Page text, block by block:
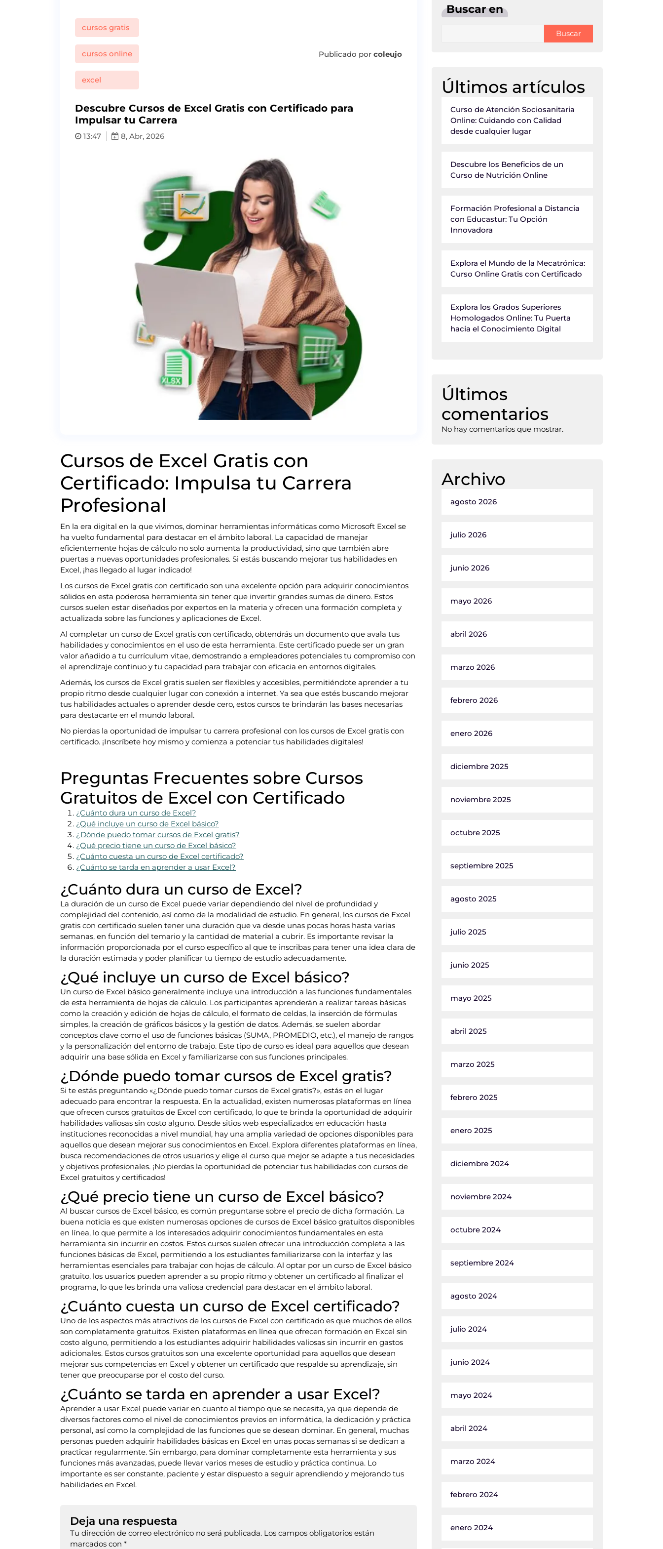
cursos gratis
cursos online
excel
Publicado porcoleujo
Descubre Cursos de Excel Gratis con Certificado para
Impulsar tu Carrera
13:47 8, Abr, 2026
Cursos de Excel Gratis con
Certificado: Impulsa tu Carrera
Profesional
En la era digital en la que vivimos, dominar herramientas informáticas como Microsoft Excel se
ha vuelto fundamental para destacar en el ámbito laboral. La capacidad de manejar
eficientemente hojas de cálculo no solo aumenta la productividad, sino que también abre
puertas a nuevas oportunidades profesionales. Si estás buscando mejorar tus habilidades en
Excel, ¡has llegado al lugar indicado!
Los cursos de Excel gratis con certificado son una excelente opción para adquirir conocimientos
sólidos en esta poderosa herramienta sin tener que invertir grandes sumas de dinero. Estos
cursos suelen estar diseñados por expertos en la materia y ofrecen una formación completa y
actualizada sobre las funciones y aplicaciones de Excel.
Al completar un curso de Excel gratis con certificado, obtendrás un documento que avala tus
habilidades y conocimientos en el uso de esta herramienta. Este certificado puede ser un gran
valor añadido a tu currículum vitae, demostrando a empleadores potenciales tu compromiso con
el aprendizaje continuo y tu capacidad para trabajar con eficacia en entornos digitales.
Además, los cursos de Excel gratis suelen ser flexibles y accesibles, permitiéndote aprender a tu
propio ritmo desde cualquier lugar con conexión a internet. Ya sea que estés buscando mejorar
tus habilidades actuales o aprender desde cero, estos cursos te brindarán las bases necesarias
para destacarte en el mundo laboral.
No pierdas la oportunidad de impulsar tu carrera profesional con los cursos de Excel gratis con
certificado. ¡Inscríbete hoy mismo y comienza a potenciar tus habilidades digitales!
Preguntas Frecuentes sobre Cursos
Gratuitos de Excel con Certificado
¿Cuánto dura un curso de Excel?
¿Qué incluye un curso de Excel básico?
¿Dónde puedo tomar cursos de Excel gratis?
¿Qué precio tiene un curso de Excel básico?
¿Cuánto cuesta un curso de Excel certificado?
¿Cuánto se tarda en aprender a usar Excel?
¿Cuánto dura un curso de Excel?
La duración de un curso de Excel puede variar dependiendo del nivel de profundidad y
complejidad del contenido, así como de la modalidad de estudio. En general, los cursos de Excel
gratis con certificado suelen tener una duración que va desde unas pocas horas hasta varias
semanas, en función del temario y la cantidad de material a cubrir. Es importante revisar la
información proporcionada por el curso específico al que te inscribas para tener una idea clara de
la duración estimada y poder planificar tu tiempo de estudio adecuadamente.
¿Qué incluye un curso de Excel básico?
Un curso de Excel básico generalmente incluye una introducción a las funciones fundamentales
de esta herramienta de hojas de cálculo. Los participantes aprenderán a realizar tareas básicas
como la creación y edición de hojas de cálculo, el formato de celdas, la inserción de fórmulas
simples, la creación de gráficos básicos y la gestión de datos. Además, se suelen abordar
conceptos clave como el uso de funciones básicas (SUMA, PROMEDIO, etc.), el manejo de rangos
y la personalización del entorno de trabajo. Este tipo de curso es ideal para aquellos que desean
adquirir una base sólida en Excel y familiarizarse con sus funciones principales.
¿Dónde puedo tomar cursos de Excel gratis?
Si te estás preguntando «¿Dónde puedo tomar cursos de Excel gratis?», estás en el lugar
adecuado para encontrar la respuesta. En la actualidad, existen numerosas plataformas en línea
que ofrecen cursos gratuitos de Excel con certificado, lo que te brinda la oportunidad de adquirir
habilidades valiosas sin costo alguno. Desde sitios web especializados en educación hasta
instituciones reconocidas a nivel mundial, hay una amplia variedad de opciones disponibles para
aquellos que desean mejorar sus conocimientos en Excel. Explora diferentes plataformas en línea,
busca recomendaciones de otros usuarios y elige el curso que mejor se adapte a tus necesidades
y objetivos profesionales. ¡No pierdas la oportunidad de potenciar tus habilidades con cursos de
Excel gratuitos y certificados!
¿Qué precio tiene un curso de Excel básico?
Al buscar cursos de Excel básico, es común preguntarse sobre el precio de dicha formación. La
buena noticia es que existen numerosas opciones de cursos de Excel básico gratuitos disponibles
en línea, lo que permite a los interesados adquirir conocimientos fundamentales en esta
herramienta sin incurrir en costos. Estos cursos suelen ofrecer una introducción completa a las
funciones básicas de Excel, permitiendo a los estudiantes familiarizarse con la interfaz y las
herramientas esenciales para trabajar con hojas de cálculo. Al optar por un curso de Excel básico
gratuito, los usuarios pueden aprender a su propio ritmo y obtener un certificado al finalizar el
programa, lo que les brinda una valiosa credencial para destacar en el ámbito laboral.
¿Cuánto cuesta un curso de Excel certificado?
Uno de los aspectos más atractivos de los cursos de Excel con certificado es que muchos de ellos
son completamente gratuitos. Existen plataformas en línea que ofrecen formación en Excel sin
costo alguno, permitiendo a los estudiantes adquirir habilidades valiosas sin incurrir en gastos
adicionales. Estos cursos gratuitos son una excelente oportunidad para aquellos que desean
mejorar sus competencias en Excel y obtener un certificado que respalde su aprendizaje, sin
tener que preocuparse por el costo del curso.
¿Cuánto se tarda en aprender a usar Excel?
Aprender a usar Excel puede variar en cuanto al tiempo que se necesita, ya que depende de
diversos factores como el nivel de conocimientos previos en informática, la dedicación y práctica
personal, así como la complejidad de las funciones que se desean dominar. En general, muchas
personas pueden adquirir habilidades básicas en Excel en unas pocas semanas si se dedican a
practicar regularmente. Sin embargo, para dominar completamente esta herramienta y sus
funciones más avanzadas, puede llevar varios meses de estudio y práctica continua. Lo
importante es ser constante, paciente y estar dispuesto a seguir aprendiendo y mejorando tus
habilidades en Excel.
Deja una respuesta
Tu dirección de correo electrónico no será publicada. Los campos obligatorios están
marcados con *
Buscar en
Buscar
Últimos artículos
Curso de Atención Sociosanitaria
Online: Cuidando con Calidad
desde cualquier lugar
Descubre los Beneficios de un
Curso de Nutrición Online
Formación Profesional a Distancia
con Educastur: Tu Opción
Innovadora
Explora el Mundo de la Mecatrónica:
Curso Online Gratis con Certificado
Explora los Grados Superiores
Homologados Online: Tu Puerta
hacia el Conocimiento Digital
Últimos
comentarios
No hay comentarios que mostrar.
Archivo
agosto 2026
julio 2026
junio 2026
mayo 2026
abril 2026
marzo 2026
febrero 2026
enero 2026
diciembre 2025
noviembre 2025
octubre 2025
septiembre 2025
agosto 2025
julio 2025
junio 2025
mayo 2025
abril 2025
marzo 2025
febrero 2025
enero 2025
diciembre 2024
noviembre 2024
octubre 2024
septiembre 2024
agosto 2024
julio 2024
junio 2024
mayo 2024
abril 2024
marzo 2024
febrero 2024
enero 2024